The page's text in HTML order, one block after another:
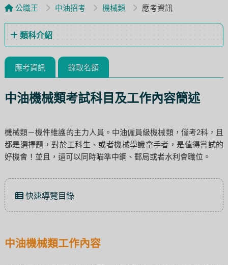
公職王 中油招考 機械類 應考資訊
類科介紹
應考資訊 錄取名額
中油機械類考試科目及工作內容簡述
機械類－機件維護的主力人員。中油僱員級機械類，僅考2科，且
都是選擇題，對於工科生、或者機械學識拿手者，是值得嘗試的
好機會！並且，還可以同時瞄準中鋼、郵局或者水利會職位。
快速導覽目錄
中油機械類工作內容